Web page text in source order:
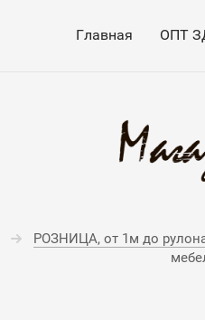
Главная ОПТ
РОЗНИЦА, от 1м до